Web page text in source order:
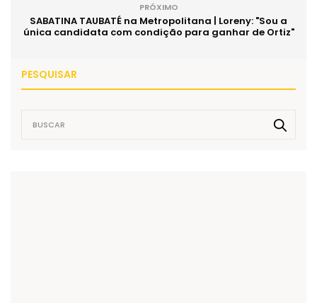
PRÓXIMO
SABATINA TAUBATÉ na Metropolitana | Loreny: "Sou a
única candidata com condição para ganhar de Ortiz"
PESQUISAR